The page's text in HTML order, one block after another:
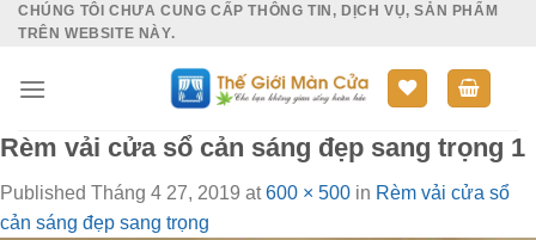
SkipCHÚNG TÔI CHƯA CUNG CẤP THÔNG TIN, DỊCH VỤ, SẢN PHẨM
TRÊN WEBSITE NÀY.
Rèm vải cửa sổ cản sáng đẹp sang trọng 1
Published Tháng 4 27, 2019 at600 × 500 in Rèm vải cửa sổ
cản sáng đẹp sang trọng